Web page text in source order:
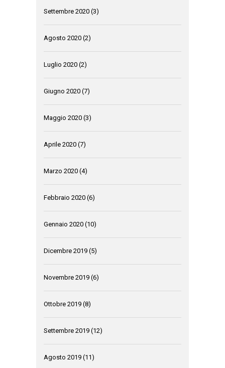
Settembre 2020 (3)
Agosto 2020 (2)
Luglio 2020 (2)
Giugno 2020 (7)
Maggio 2020 (3)
Aprile 2020 (7)
Marzo 2020 (4)
Febbraio 2020 (6)
Gennaio 2020 (10)
Dicembre 2019 (5)
Novembre 2019 (6)
Ottobre 2019 (8)
Settembre 2019 (12)
Agosto 2019 (11)